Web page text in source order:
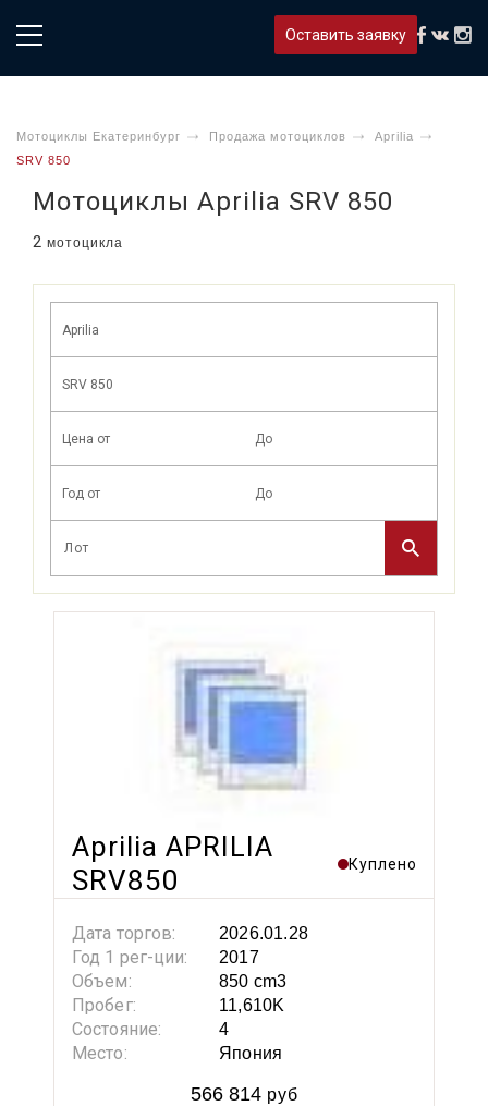
Оставить заявку
Мотоциклы Екатеринбург Продажа мотоциклов
Aprilia
SRV 850
Мотоциклы Aprilia SRV 850
2 мотоцикла
Aprilia APRILIA
SRV850
Куплено
Дата торгов: 2026.01.28
Год 1 рег-ции: 2017
Объем: 850 cm3
Пробег: 11,610K
Состояние: 4
Место: Япония
566 814руб